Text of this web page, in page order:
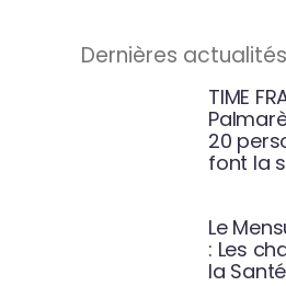
Dernières actualités
TIME
20
font la
Le
: Les
la Santé